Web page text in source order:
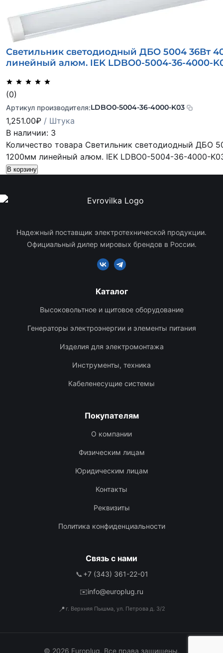
Светильник светодиодный ДБО 5004 36Вт
линейный алюм. IEK LDBO0-5004-36-4000-
(0)
Артикул производителя:LDBO0-5004-36-4000-K03
1,251.00₽ / Штука
В наличии: 3
Количество товара Светильник светодиодный ДБО
1200мм линейный алюм. IEK LDBO0-5004-36-4000-
В корзину
Надежный поставщик электротехнической продукции.
Официальный дилер мировых брендов в России.
Каталог
Высоковольтное и щитовое оборудование
Генераторы электроэнергии и элементы питания
Изделия для электромонтажа
Инструменты, техника
Кабеленесущие системы
Покупателям
О компании
Физическим лицам
Юридическим лицам
Контакты
Реквизиты
Политика конфиденциальности
Связь с нами
📞 +7 (343) 361-22-01
✉️info@europlug.ru
📍 г. Верхняя Пышма, ул. Петрова д. 3/2
© 2026 Europlug. Все права защищены.